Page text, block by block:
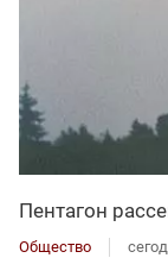
Пентагон
Общество